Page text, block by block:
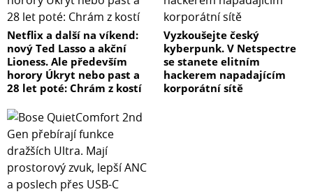
Netflix a další na víkend:
nový Ted Lasso a akční
Lioness. Ale především
horory Úkryt nebo past a
28 let poté: Chrám z kostí
Vyzkoušejte český
kyberpunk. V Netspectre
se stanete elitním
hackerem napadajícím
korporátní sítě